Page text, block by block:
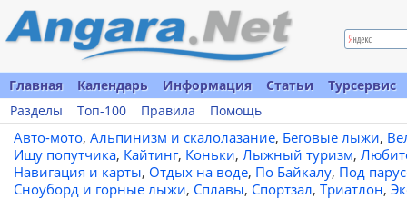
Главная Календарь Информация Статьи
Турсервис
Разделы
Топ-100 Правила Помощь
Авто-мото, Альпинизм и скалолазание, Беговые лыжи,
Ищу попутчика, Кайтинг, Коньки, Лыжный туризм,
Навигация и карты, Отдых на воде, По Байкалу, Под
Сноуборд и горные лыжи, Сплавы, Спортзал, Триатлон,